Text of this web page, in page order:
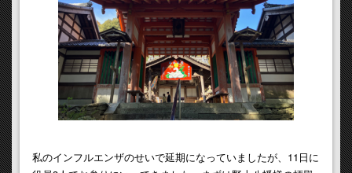
私のインフルエンザのせいで延期になっていましたが、11日に